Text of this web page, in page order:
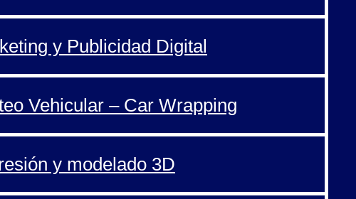
y Publicidad Digital
Vehicular – Car Wrapping
y modelado 3D